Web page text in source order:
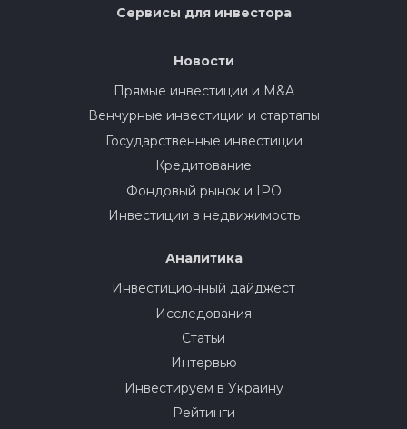
Сервисы для инвестора
Новости
Прямые инвестиции и M&A
Венчурные инвестиции и стартапы
Государственные инвестиции
Кредитование
Фондовый рынок и IPO
Инвестиции в недвижимость
Аналитика
Инвестиционный дайджест
Исследования
Статьи
Интервью
Инвестируем в Украину
Рейтинги